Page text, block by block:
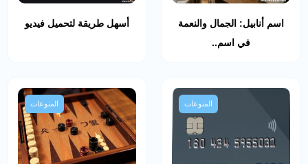
اسم أنابيل: الجمال والنعمة
في اسم..
أسهل طريقة لتحميل فيديو
المنوعات المنوعات